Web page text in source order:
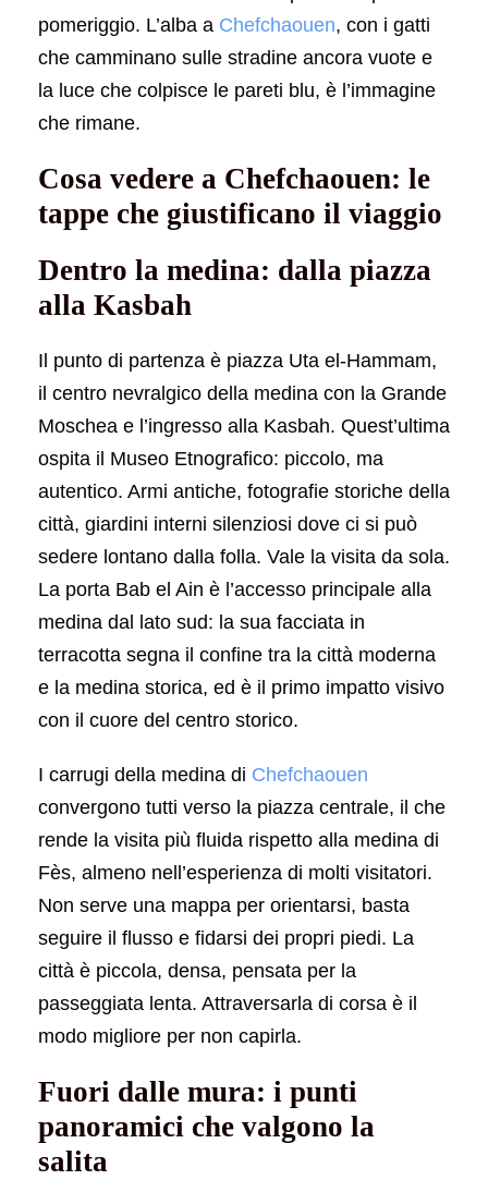
pomeriggio. L’alba a Chefchaouen, con i gatti
che camminano sulle stradine ancora vuote e
la luce che colpisce le pareti blu, è l’immagine
che rimane.
Cosa vedere a Chefchaouen: le
tappe che giustificano il viaggio
Dentro la medina: dalla piazza
alla Kasbah
Il punto di partenza è piazza Uta el-Hammam,
il centro nevralgico della medina con la Grande
Moschea e l’ingresso alla Kasbah. Quest’ultima
ospita il Museo Etnografico: piccolo, ma
autentico. Armi antiche, fotografie storiche della
città, giardini interni silenziosi dove ci si può
sedere lontano dalla folla. Vale la visita da sola.
La porta Bab el Ain è l’accesso principale alla
medina dal lato sud: la sua facciata in
terracotta segna il confine tra la città moderna
e la medina storica, ed è il primo impatto visivo
con il cuore del centro storico.
I carrugi della medina di Chefchaouen
convergono tutti verso la piazza centrale, il che
rende la visita più fluida rispetto alla medina di
Fès, almeno nell’esperienza di molti visitatori.
Non serve una mappa per orientarsi, basta
seguire il flusso e fidarsi dei propri piedi. La
città è piccola, densa, pensata per la
passeggiata lenta. Attraversarla di corsa è il
modo migliore per non capirla.
Fuori dalle mura: i punti
panoramici che valgono la
salita